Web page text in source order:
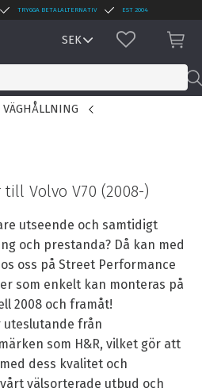
TRYGGA BETALALTERNATIV EST 2004
FAVORITER
VÄGHÅLLNING
Volvo V70 (2008-)
utseende och samtidigt
och prestanda? Då kan med
oss på Street Performance
som enkelt kan monteras på
2008 och framåt!
uteslutande från
som H&R, vilket gör att
dess kvalitet och
välsorterade utbud och